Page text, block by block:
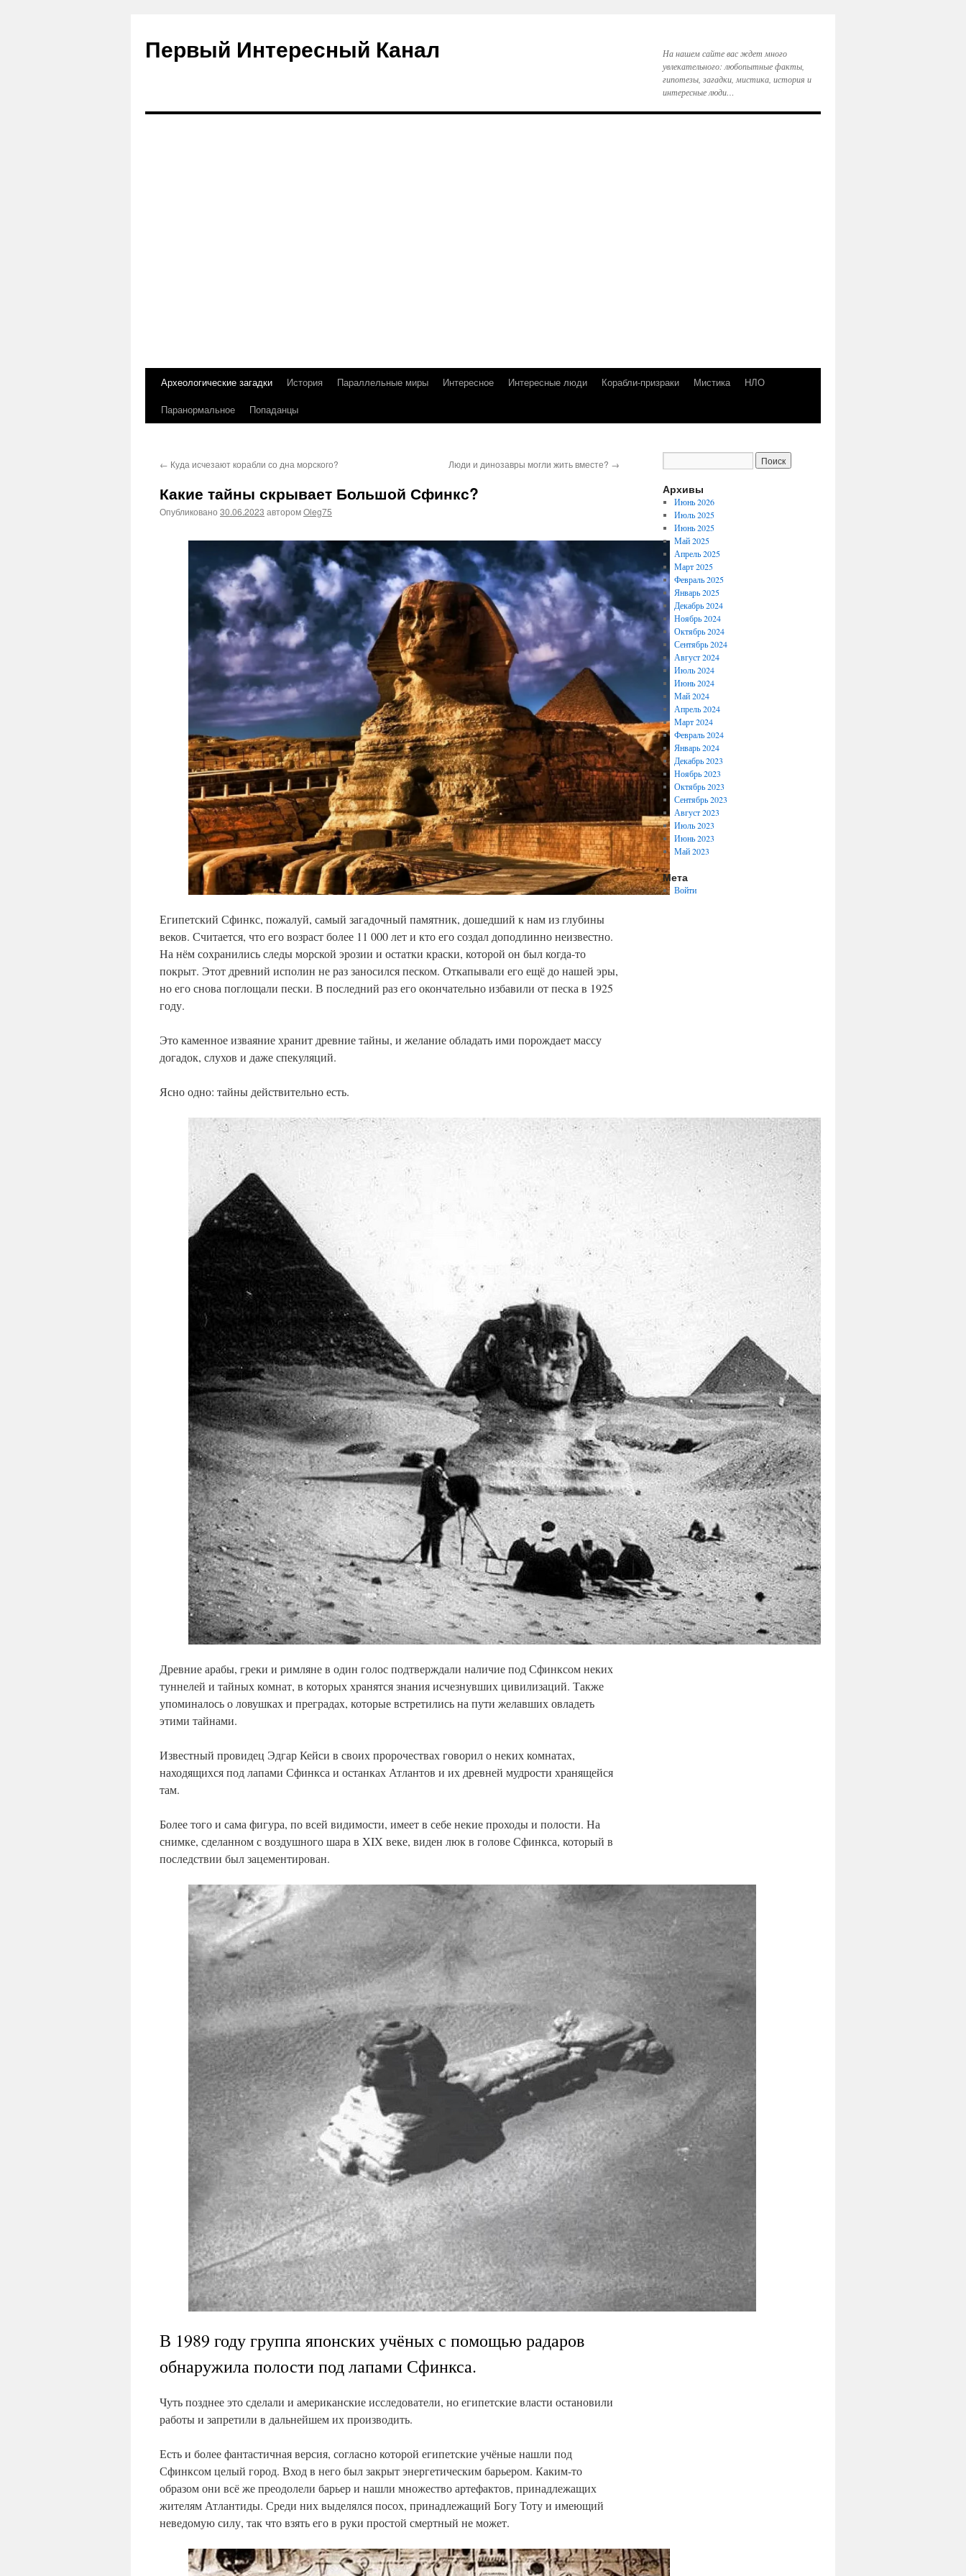
Первый Интересный Канал
На нашем сайте вас ждет много
увлекательного: любопытные факты,
гипотезы, загадки, мистика, история и
интересные люди…
Перейти
Археологические загадки История Параллельные миры Интересное Интересные люди Корабли-призраки Мистика
НЛО
Паранормальное
Попаданцы
← Куда исчезают корабли со дна морского? Люди и динозавры могли жить вместе? →
Какие тайны скрывает Большой Сфинкс?
Опубликовано 30.06.2023 авторомOleg75
Египетский Сфинкс, пожалуй, самый загадочный памятник, дошедший к нам из глубины
веков. Считается, что его возраст более 11 000 лет и кто его создал доподлинно неизвестно.
На нём сохранились следы морской эрозии и остатки краски, которой он был когда-то
покрыт. Этот древний исполин не раз заносился песком. Откапывали его ещё до нашей эры,
но его снова поглощали пески. В последний раз его окончательно избавили от песка в 1925
году.
Это каменное изваяние хранит древние тайны, и желание обладать ими порождает массу
догадок, слухов и даже спекуляций.
Ясно одно: тайны действительно есть.
Древние арабы, греки и римляне в один голос подтверждали наличие под Сфинксом неких
туннелей и тайных комнат, в которых хранятся знания исчезнувших цивилизаций. Также
упоминалось о ловушках и преградах, которые встретились на пути желавших овладеть
этими тайнами.
Известный провидец Эдгар Кейси в своих пророчествах говорил о неких комнатах,
находящихся под лапами Сфинкса и останках Атлантов и их древней мудрости хранящейся
там.
Более того и сама фигура, по всей видимости, имеет в себе некие проходы и полости. На
снимке, сделанном с воздушного шара в XIX веке, виден люк в голове Сфинкса, который в
последствии был зацементирован.
В 1989 году группа японских учёных с помощью радаров
обнаружила полости под лапами Сфинкса.
Чуть позднее это сделали и американские исследователи, но египетские власти остановили
работы и запретили в дальнейшем их производить.
Есть и более фантастичная версия, согласно которой египетские учёные нашли под
Сфинксом целый город. Вход в него был закрыт энергетическим барьером. Каким-то
образом они всё же преодолели барьер и нашли множество артефактов, принадлежащих
жителям Атлантиды. Среди них выделялся посох, принадлежащий Богу Тоту и имеющий
неведомую силу, так что взять его в руки простой смертный не может.
Архивы
Июнь 2026
Июль 2025
Июнь 2025
Май 2025
Апрель 2025
Март 2025
Февраль 2025
Январь 2025
Декабрь 2024
Ноябрь 2024
Октябрь 2024
Сентябрь 2024
Август 2024
Июль 2024
Июнь 2024
Май 2024
Апрель 2024
Март 2024
Февраль 2024
Январь 2024
Декабрь 2023
Ноябрь 2023
Октябрь 2023
Сентябрь 2023
Август 2023
Июль 2023
Июнь 2023
Май 2023
Мета
Войти